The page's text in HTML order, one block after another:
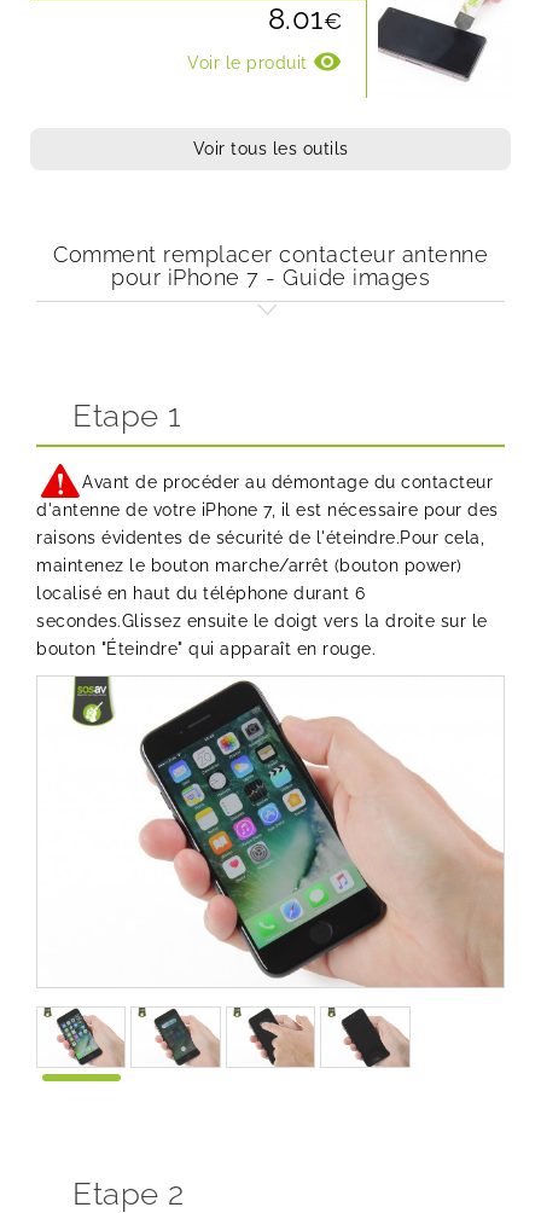
8.01€
Voir le produit visibility
Voir tous les outils
Comment remplacer contacteur antenne
pour iPhone 7 - Guide images
Etape 1
Avant de procéder au démontage du contacteur
d'antenne de votre iPhone 7, il est nécessaire pour des
raisons évidentes de sécurité de l'éteindre.Pour cela,
maintenez le bouton marche/arrêt (bouton power)
localisé en haut du téléphone durant 6
secondes.Glissez ensuite le doigt vers la droite sur le
bouton "Éteindre" qui apparaît en rouge.
Etape 2